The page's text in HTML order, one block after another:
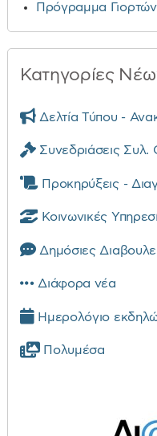
Πρόγραμμα
Κατηγορίες
Δελτία Τύπου -
Συνεδριάσεις Συλ.
Προκηρύξεις -
Κοινωνικές
Δημόσιες
Διάφορα νέα
Ημερολόγιο
Πολυμέσα